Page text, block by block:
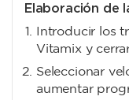
Elaboración de
Introducir los
Vitamix y
Seleccionar
aumentar